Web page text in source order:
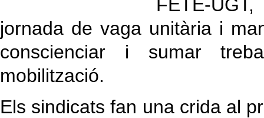
jornada de vaga unitària i
conscienciar i sumar
mobilització.
Els sindicats fan una crida al